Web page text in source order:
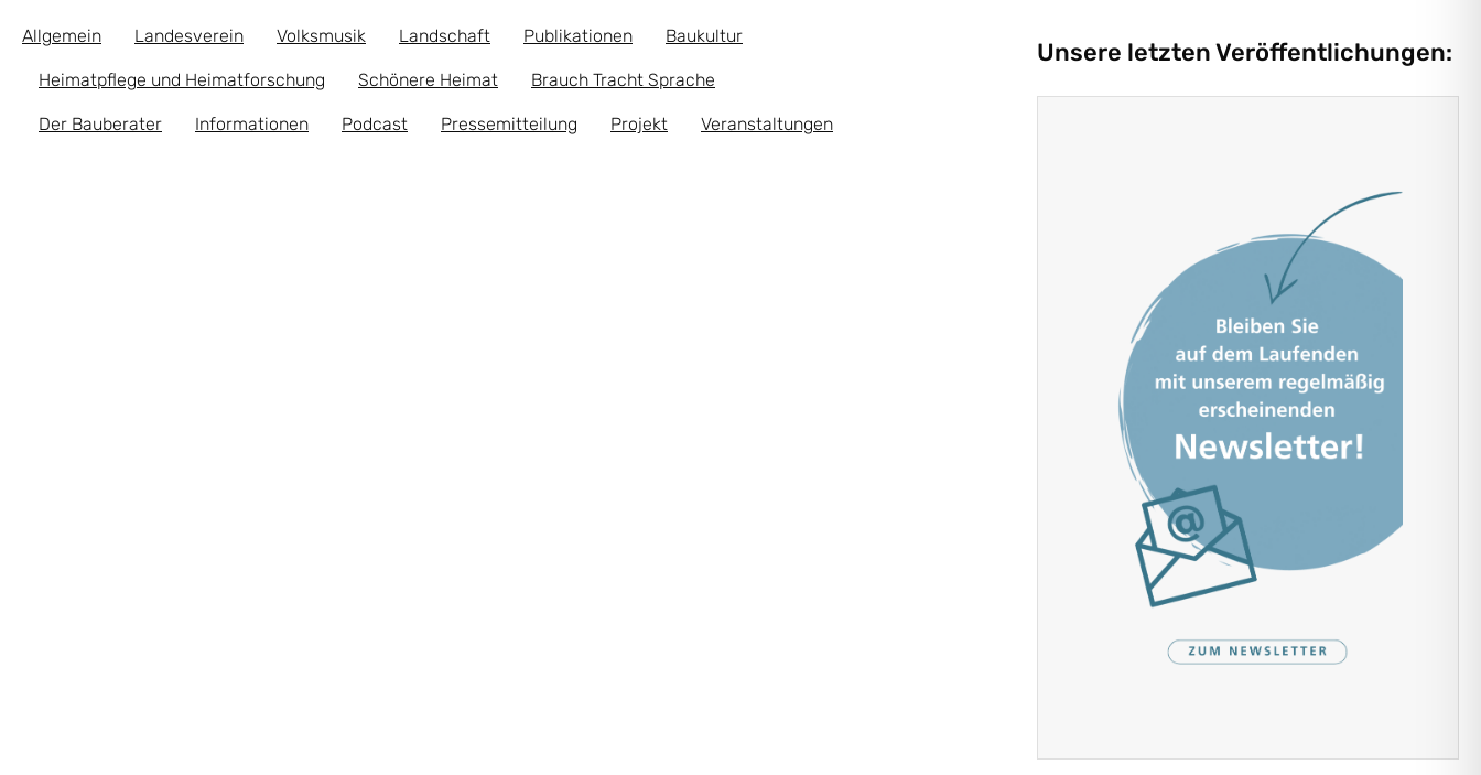
Allgemein Landesverein Volksmusik Landschaft Publikationen Baukultur
Heimatpflege und Heimatforschung Schönere Heimat Brauch Tracht Sprache
Der Bauberater Informationen Podcast Pressemitteilung Projekt Veranstaltungen
Unsere letzten Veröffentlichungen: